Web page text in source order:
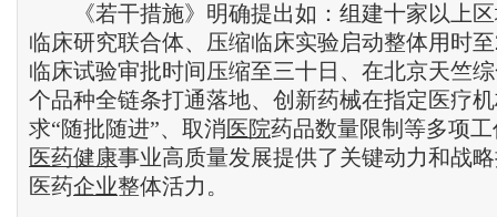
《若干措施》明确提出如：组建十家以上区
临床研究联合体、压缩临床实验启动整体用时
临床试验审批时间压缩至三十日、在北京天竺
个品种全链条打通落地、创新药械在指定医疗
求“随批随进”、取消医院药品数量限制等多项
医药健康事业高质量发展提供了关键动力和战
医药企业整体活力。